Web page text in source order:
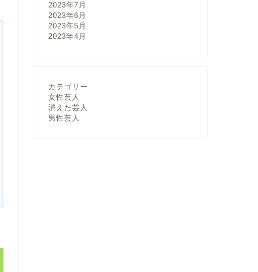
2023年7月
2023年6月
2023年5月
2023年4月
カテゴリー
女性芸人
消えた芸人
男性芸人